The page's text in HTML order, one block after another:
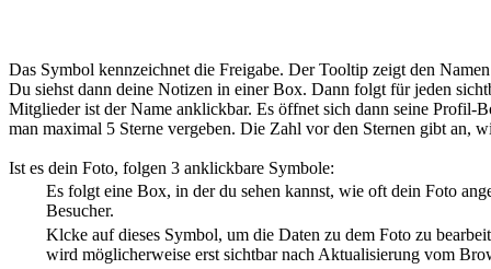
Das Symbol kennzeichnet die Freigabe. Der Tooltip zeigt den
Du siehst dann deine Notizen in einer Box. Dann folgt für jeden
Mitglieder ist der Name anklickbar. Es öffnet sich dann seine
man maximal 5 Sterne vergeben. Die Zahl vor den Sternen gibt an,
Ist es dein Foto, folgen 3 anklickbare Symbole:
Es folgt eine Box, in der du sehen kannst, wie oft dein Foto
Besucher.
Klcke auf dieses Symbol, um die Daten zu dem Foto zu
wird möglicherweise erst sichtbar nach Aktualisierung vom